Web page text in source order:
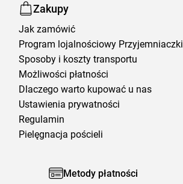
Zakupy
Jak zamówić
Program lojalnościowy Przyjemniaczki
Sposoby i koszty transportu
Możliwości płatności
Dlaczego warto kupować u nas
Ustawienia prywatności
Regulamin
Pielęgnacja pościeli
Metody płatności